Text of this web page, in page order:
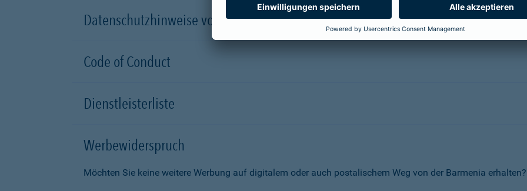
Datenschutzhinweise von Partnerunternehmen
Code of Conduct
Dienstleisterliste
Werbewiderspruch
Möchten Sie keine weitere Werbung auf digitalem oder auch postalischem Weg von der Barmenia